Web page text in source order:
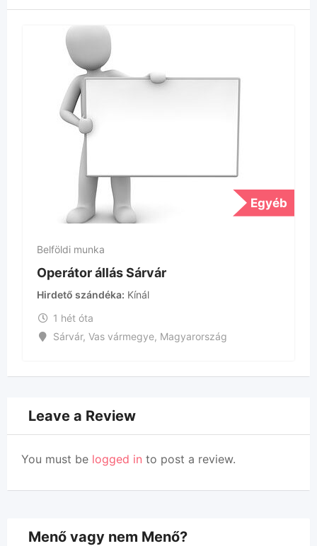
Operátor állás Veszprém
Leave a Review
You must be logged in to post a review.
Menő vagy nem Menő?